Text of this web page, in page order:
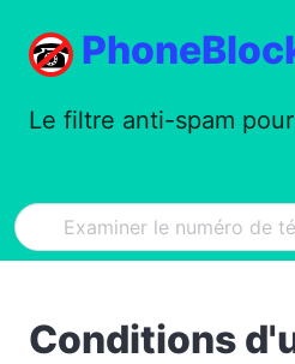
Le filtre anti-spam
Conditions